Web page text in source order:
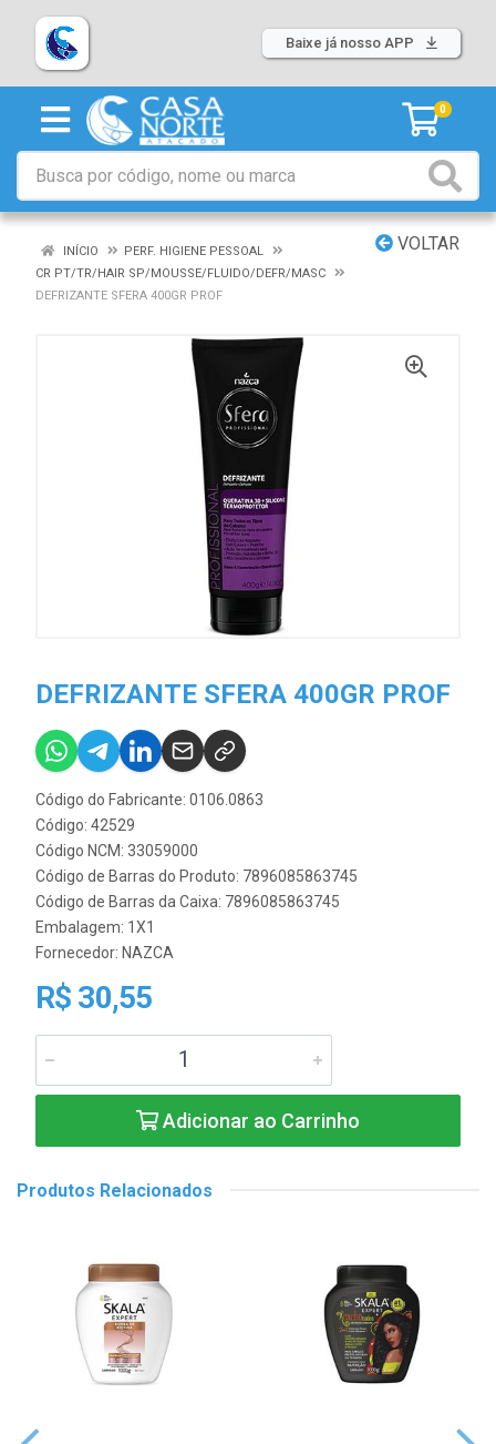
Baixe já nosso APP
0
VOLTAR
INÍCIO
PERF. HIGIENE PESSOAL
CR PT/TR/HAIR SP/MOUSSE/FLUIDO/DEFR/MASC
DEFRIZANTE SFERA 400GR PROF
DEFRIZANTE SFERA 400GR PROF
Código do Fabricante: 0106.0863
Código: 42529
Código NCM: 33059000
Código de Barras do Produto: 7896085863745
Código de Barras da Caixa: 7896085863745
Embalagem: 1X1
Fornecedor: NAZCA
R$ 30,55
Adicionar ao Carrinho
Produtos Relacionados